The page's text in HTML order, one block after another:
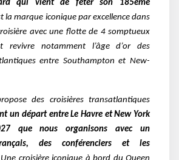
qui vient de fêter son 185ème
la marque iconique par excellence dans
avec une flotte de 4 somptueux
revivre notamment l’âge d’or des
entre Southampton et New-
des croisières transatlantiques
un départ entre Le Havre et New York
que nous organisons avec un
des conférenciers et les